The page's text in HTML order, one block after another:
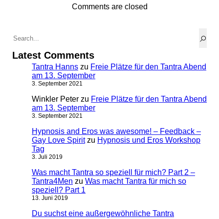
Comments are closed
Latest Comments
Tantra Hanns zu Freie Plätze für den Tantra Abend
am 13. September
3. September 2021
Winkler Peter zu Freie Plätze für den Tantra Abend
am 13. September
3. September 2021
Hypnosis and Eros was awesome! – Feedback –
Gay Love Spiritzu Hypnosis und Eros Workshop
Tag
3. Juli 2019
Was macht Tantra so speziell für mich? Part 2 –
Tantra4Men zu Was macht Tantra für mich so
speziell? Part 1
13. Juni 2019
Du suchst eine außergewöhnliche Tantra